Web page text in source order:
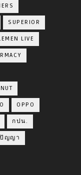
SUPERIOR
LIVE
OPPO
กปน.
ญญา